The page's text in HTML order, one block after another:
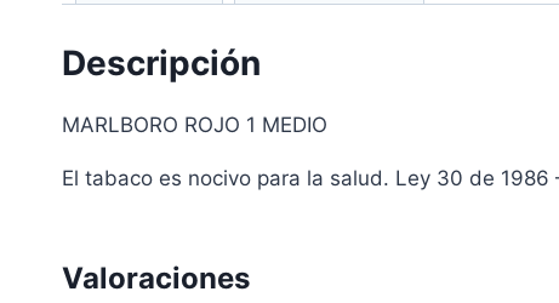
Descripción
MARLBORO ROJO 1 MEDIO
El tabaco es nocivo para la salud. Ley 30 de
Valoraciones